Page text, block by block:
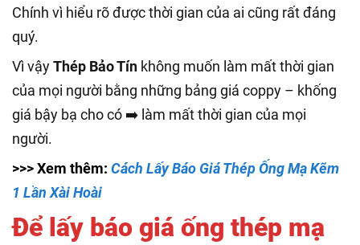
Chính vì hiểu rõ được thời gian của ai cũng rất đáng
quý.
Vì vậyThép Bảo Tín không muốn làm mất thời gian
của mọi người bằng những bảng giá coppy – khống
giá bậy bạ cho có ➡️ làm mất thời gian của mọi
người.
>>> Xem thêm: Cách Lấy Báo Giá Thép Ống Mạ Kẽm
1 Lần Xài Hoài
Để lấy báo giá ống thép mạ